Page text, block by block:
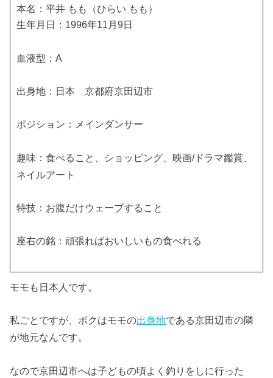
本名：平井 もも（ひらい もも）
生年月日：1996年11月9日
血液型：A
出身地：日本 京都府京田辺市
ポジション：メインダンサー
趣味：食べること、ショッピング、映画/ドラマ鑑賞、
ネイルアート
特技：お腹だけウェーブすること
座右の銘：頑張ればおいしいもの食べれる
モモも日本人です。
私ごとですが、ボクはモモの出身地である京田辺市の隣
が地元なんです。
なので京田辺市へは子どもの頃よく釣りをしに行った